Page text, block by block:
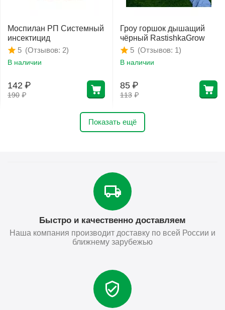
Моспилан РП Системный
инсектицид
(Отзывов: 2)
5
В наличии
190 ₽
142 ₽
Гроу горшок дышащий
чёрный RastishkaGrow
(Отзывов: 1)
5
В наличии
113 ₽
85 ₽
Показать ещё
Быстро и качественно доставляем
Наша компания производит доставку по всей России и
ближнему зарубежью